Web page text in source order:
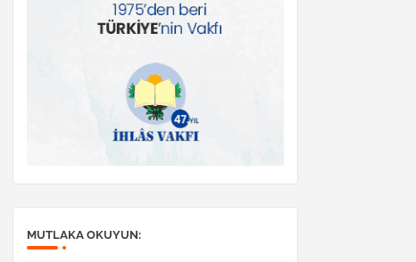
MUTLAKA OKUYUN: